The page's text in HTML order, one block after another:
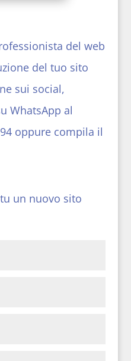
del web
del tuo sito
sui social,
WhatsApp al
oppure compila il
un nuovo sito